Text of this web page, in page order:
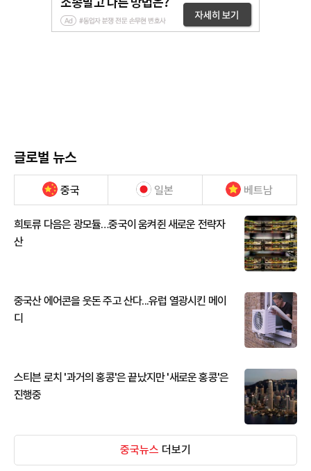
글로벌 뉴스
중국 일본 베트남
희토류 다음은 광모듈…중국이 움켜쥔 새로운 전략자
산
중국산 에어콘을 웃돈 주고 산다...유럽 열광시킨 메이
디
스티븐 로치 '과거의 홍콩'은 끝났지만 '새로운 홍콩'은
진행중
중국뉴스 더보기